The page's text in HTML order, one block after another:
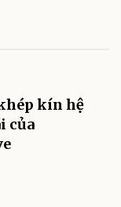
kín hệ
của